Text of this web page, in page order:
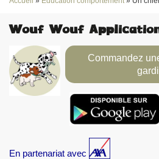
Wouf Wouf
Commandez
En partenariat avec